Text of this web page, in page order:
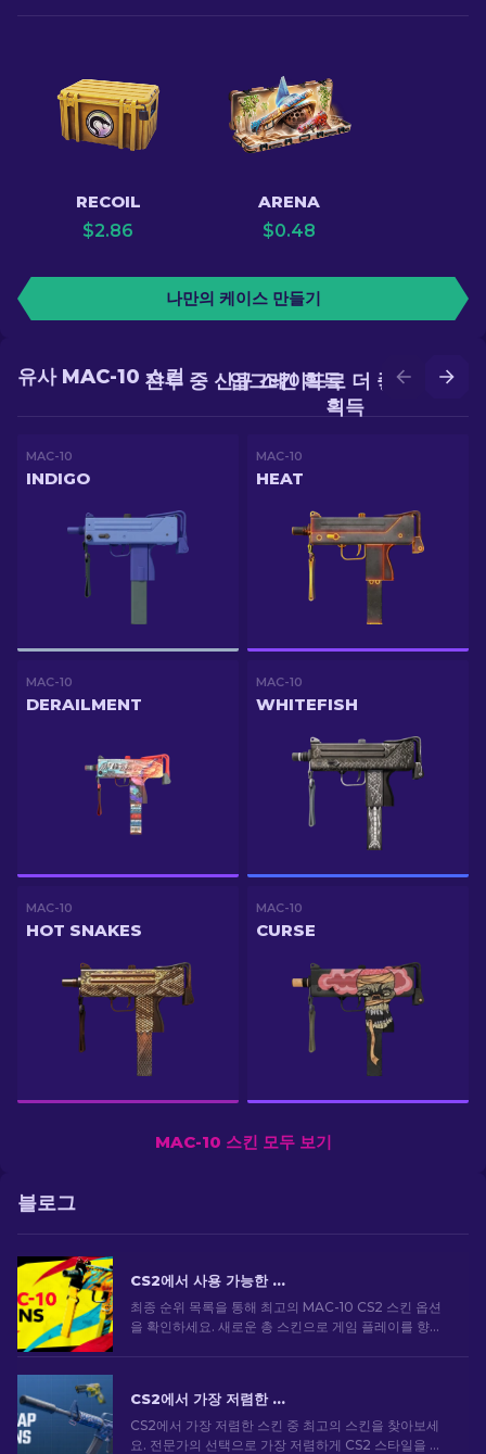
RECOIL
$2.86
ARENA
$0.48
나만의 케이스 만들기
업그레이드로 더 좋은 스킨
획득
전투 중 신규 스킨 획득
유사 MAC-10 스킨
MAC-10
INDIGO
MAC-10
HEAT
MAC-10
DERAILMENT
MAC-10
WHITEFISH
MAC-10
HOT SNAKES
MAC-10
CURSE
MAC-10 스킨 모두 보기
블로그
CS2에서 사용 가능한 상위 MAC-10 스킨: 순위 목록 [2026]
최종 순위 목록을 통해 최고의 MAC-10 CS2 스킨 옵션
을 확인하세요. 새로운 총 스킨으로 게임 플레이를 향상
CS2에서 가장 저렴한 스킨 [2026]
CS2에서 가장 저렴한 스킨 중 최고의 스킨을 찾아보세
요. 전문가의 선택으로 가장 저렴하게 CS2 스타일을 업